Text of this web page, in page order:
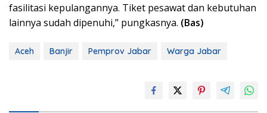
fasilitasi kepulangannya. Tiket pesawat dan kebutuhan
lainnya sudah dipenuhi,” pungkasnya. (Bas)
Aceh Banjir Pemprov Jabar Warga Jabar